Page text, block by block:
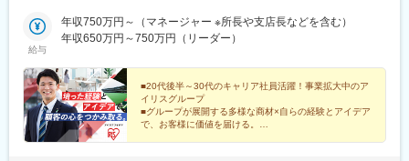
県、東京都、神奈川県、静岡県、愛知県、新潟県、石川県、長野
県、京都府、大阪府、兵庫県、岡山県、広島県、香川県、愛媛
式会社北海道、岩手県、宮城県、福島県、茨城県、栃木県、埼玉
県、千葉県、東京都、神奈川県、静岡県、愛知県、新潟県、石川
県、京都府、大阪府、兵庫県、岡山県、広島県、香川県、愛媛
県、福岡県、佐賀県、熊本県、鹿児島県、沖縄県■アイリスソーコ
ー株式会社埼玉県、神奈川県、愛知県、大阪府、福岡県■アイリ
高崎駅、新潟駅、新富士駅(静岡県)、関内駅、江田駅(神奈川県)、
京成千葉駅、伏見駅(愛知県)、国際センター駅、志賀本通駅、味岡
条駅(京都市営)、旧居留地・大丸前駅、岡山駅前駅、南区役所前
駅、高松築港駅、衣山駅、西小倉駅、呉服町駅(福岡県)、肥前麓
駅、めがね橋駅、西辛島町駅、二中通駅、てだこ浦西駅、浜松町
駅、糀谷駅、目黒駅、東雲駅(東京都)、立川北駅、伊勢佐木長者町
駅、千葉駅、名古屋駅、平安通駅、大江橋駅、長堀橋駅、河内永
給与
年収750万円～（マネージャー ※所長や支店長などを含む）
年収650万円～750万円（リーダー）
■20代後半～30代のキャリア社員活躍！事業拡大中のア
イリスグループ
■グループが展開する多様な商材×自らの経験とアイデア
で、お客様に価値を届ける。